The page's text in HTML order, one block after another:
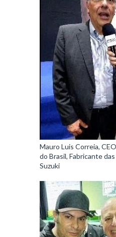
Mauro Luis Correia,
do Brasil, Fabricante
Suzuki